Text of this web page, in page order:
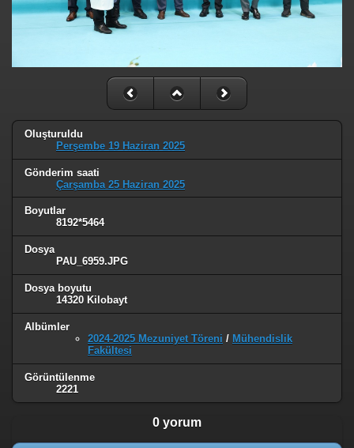
Oluşturuldu
Perşembe 19 Haziran 2025
Gönderim saati
Çarşamba 25 Haziran 2025
Boyutlar
8192*5464
Dosya
PAU_6959.JPG
Dosya boyutu
14320 Kilobayt
Albümler
2024-2025 Mezuniyet Töreni / Mühendislik
Fakültesi
Görüntülenme
2221
0 yorum